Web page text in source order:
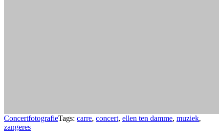
ConcertfotografieTags: carre, concert, ellen ten damme, muziek,
zangeres